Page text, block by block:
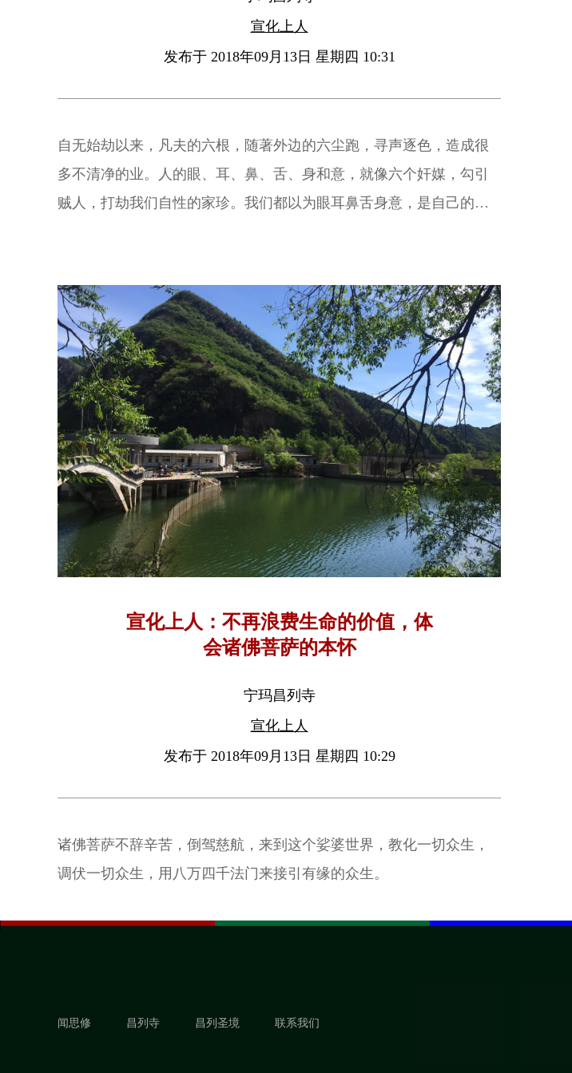
宣化上人
发布于 2018年09月13日 星期四 10:31
自无始劫以来，凡夫的六根，随著外边的六尘跑，寻声逐色，造成很
多不清净的业。人的眼、耳、鼻、舌、身和意，就像六个奸媒，勾引
贼人，打劫我们自性的家珍。我们都以为眼耳鼻舌身意，是自己的好
宣化上人：不再浪费生命的价值，体
会诸佛菩萨的本怀
宁玛昌列寺
宣化上人
发布于 2018年09月13日 星期四 10:29
诸佛菩萨不辞辛苦，倒驾慈航，来到这个娑婆世界，教化一切众生，
调伏一切众生，用八万四千法门来接引有缘的众生。
闻思修 昌列寺 昌列圣境 联系我们